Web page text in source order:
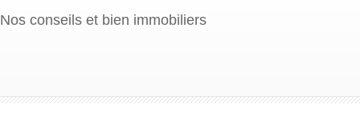
Nos conseils et bien immobiliers